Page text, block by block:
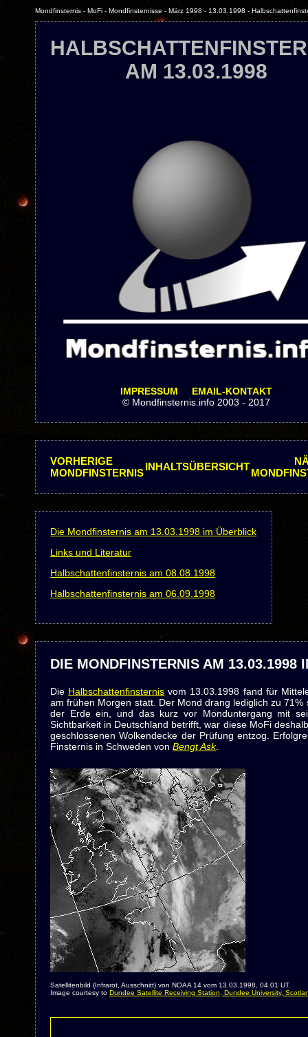
Mondfinsternis - MoFi - Mondfinsternisse - März 1998 - 13.03.1998 -
AM 13.03.1998
IMPRESSUM
EMAIL-KONTAKT
© Mondfinsternis.info 2003 - 2017
VORHERIGE
MONDFINSTERNIS
INHALTSÜBERSICHT
Die Mondfinsternis am 13.03.1998 im Überblick
Links und Literatur
Halbschattenfinsternis am 08.08.1998
Halbschattenfinsternis am 06.09.1998
DIE MONDFINSTERNIS AM 13.03.1998
Die Halbschattenfinsternis vom 13.03.1998 fand für
am frühen Morgen statt. Der Mond drang lediglich zu
der Erde ein, und das kurz vor Monduntergang mit
Sichtbarkeit in Deutschland betrifft, war diese MoFi
geschlossenen Wolkendecke der Prüfung entzog.
Finsternis in Schweden vonBengt Ask.
Satellitenbild (Infrarot, Ausschnitt) von NOAA 14 vom 13.03.1998, 04.01 UT.
Image courtesy toDundee Satellite Receiving Station, Dundee University,